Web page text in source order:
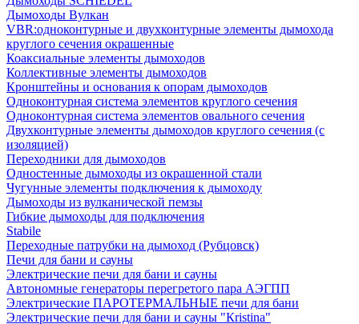
Дымоходы Вулкан
VBR:одноконтурные и двухконтурные элементы дымохода
круглого сечения окрашенные
Коаксиальные элементы дымоходов
Коллективные элементы дымоходов
Кронштейны и основания к опорам дымоходов
Одноконтурная система элементов круглого сечения
Одноконтурная система элементов овального сечения
Двухконтурные элементы дымоходов круглого сечения (с
изоляцией)
Переходники для дымоходов
Одностенные дымоходы из окрашенной стали
Чугунные элементы подключения к дымоходу
Дымоходы из вулканической пемзы
Гибкие дымоходы для подключения
Stabile
Переходные патрубки на дымоход (Рубцовск)
Печи для бани и сауны
Электрические печи для бани и сауны
Автономные генераторы перегретого пара АЭГПП
Электрические ПАРОТЕРМАЛЬНЫЕ печи для бани
Электрические печи для бани и сауны "Кristina"